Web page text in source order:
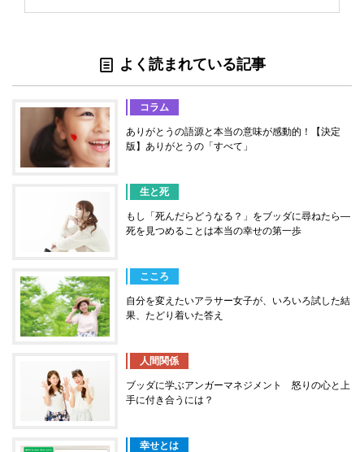
よく読まれている記事
コラム
ありがとうの語源と本当の意味が感動的！【決定
版】ありがとうの「すべて」
生と死
もし「死んだらどうなる？」をブッダに尋ねたら―
死を見つめることは本当の幸せの第一歩
こころ
自分を変えたいアラサー女子が、いろいろ試した結
果、たどり着いた答え
人間関係
ブッダに学ぶアンガーマネジメント 怒りの心と上
手に付き合うには？
幸せとは